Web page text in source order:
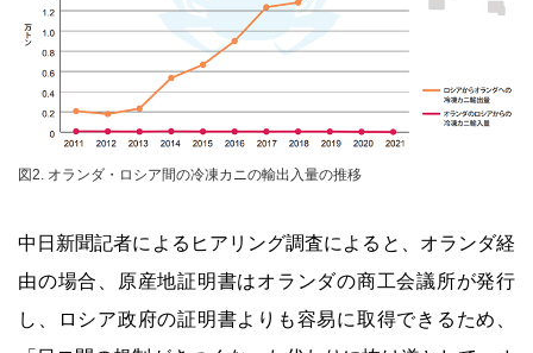
図2. オランダ・ロシア間の冷凍カニの輸出入量の推移
中日新聞記者によるヒアリング調査によると、オランダ経
由の場合、原産地証明書はオランダの商工会議所が発行
し、ロシア政府の証明書よりも容易に取得できるため、